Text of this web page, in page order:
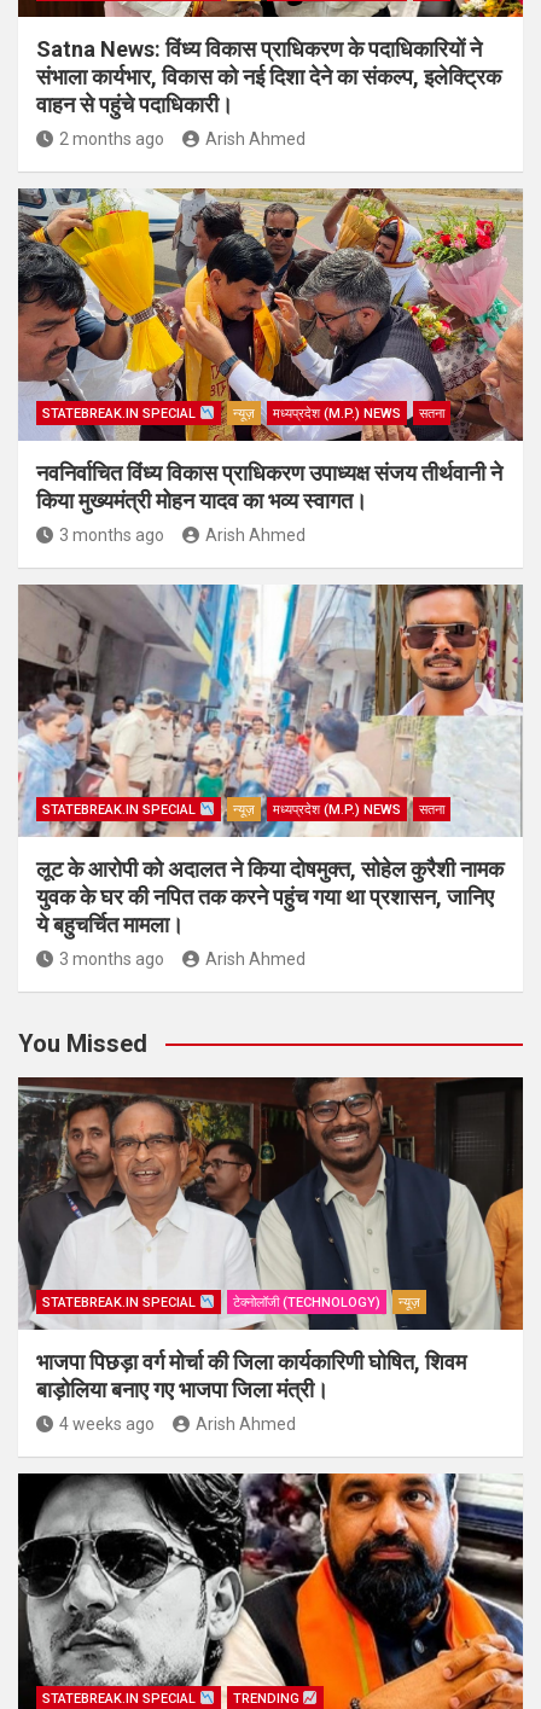
Satna News: विंध्य विकास प्राधिकरण के पदाधिकारियों ने
संभाला कार्यभार, विकास को नई दिशा देने का संकल्प, इलेक्ट्रिक
वाहन से पहुंचे पदाधिकारी।
2 months ago Arish Ahmed
STATEBREAK.IN SPECIAL न्यूज़ मध्यप्रदेश (M.P.) NEWS सतना
नवनिर्वाचित विंध्य विकास प्राधिकरण उपाध्यक्ष संजय तीर्थवानी ने
किया मुख्यमंत्री मोहन यादव का भव्य स्वागत।
3 months ago Arish Ahmed
STATEBREAK.IN SPECIAL न्यूज़ मध्यप्रदेश (M.P.) NEWS सतना
लूट के आरोपी को अदालत ने किया दोषमुक्त, सोहेल कुरैशी नामक
युवक के घर की नपित तक करने पहुंच गया था प्रशासन, जानिए
ये बहुचर्चित मामला।
3 months ago Arish Ahmed
You Missed
STATEBREAK.IN SPECIAL टेक्नोलॉजी (TECHNOLOGY) न्यूज़
भाजपा पिछड़ा वर्ग मोर्चा की जिला कार्यकारिणी घोषित, शिवम
बाड़ोलिया बनाए गए भाजपा जिला मंत्री।
4 weeks ago Arish Ahmed
STATEBREAK.IN SPECIAL TRENDING